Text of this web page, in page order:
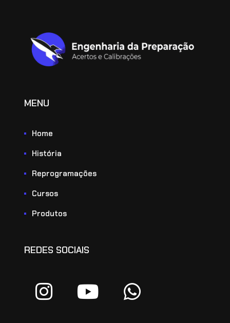
MENU
Home
História
Reprogramações
Cursos
Produtos
REDES SOCIAIS